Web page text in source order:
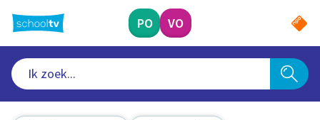
naar
hoofdinhoud
PO VO